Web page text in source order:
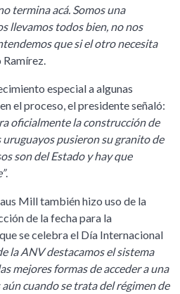
termina acá. Somos una
llevamos todos bien, no nos
que si el otro necesita
Ramírez.
especial a algunas
el proceso, el presidente señaló:
oficialmente la construcción de
pusieron su granito de
son del Estado y hay que
.
Mill también hizo uso de la
de la fecha para la
se celebra el Día Internacional
la ANV destacamos el sistema
mejores formas de acceder a una
cuando se trata del régimen de